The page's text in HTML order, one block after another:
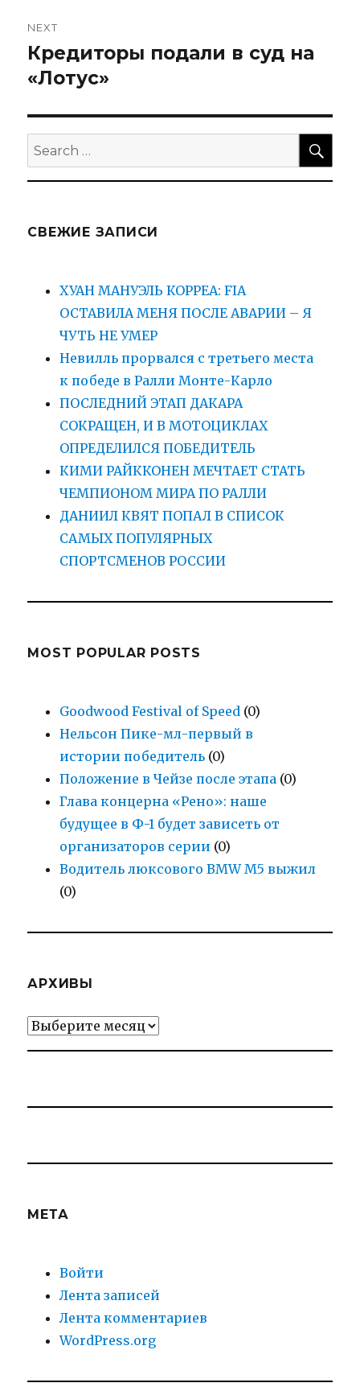
NEXT
Next
post:
Кредиторы подали в суд на
«Лотус»
Search
for:
СВЕЖИЕ ЗАПИСИ
ХУАН МАНУЭЛЬ КОРРЕА: FIA
ОСТАВИЛА МЕНЯ ПОСЛЕ АВАРИИ – Я
ЧУТЬ НЕ УМЕР
Невилль прорвался с третьего места
к победе в Ралли Монте-Карло
ПОСЛЕДНИЙ ЭТАП ДАКАРА
СОКРАЩЕН, И В МОТОЦИКЛАХ
ОПРЕДЕЛИЛСЯ ПОБЕДИТЕЛЬ
КИМИ РАЙККОНЕН МЕЧТАЕТ СТАТЬ
ЧЕМПИОНОМ МИРА ПО РАЛЛИ
ДАНИИЛ КВЯТ ПОПАЛ В СПИСОК
САМЫХ ПОПУЛЯРНЫХ
СПОРТСМЕНОВ РОССИИ
MOST POPULAR POSTS
Goodwood Festival of Speed (0)
Нельсон Пике-мл-первый в
истории победитель (0)
Положение в Чейзе после этапа (0)
Глава концерна «Рено»: наше
будущее в Ф-1 будет зависеть от
организаторов серии (0)
Водитель люксового BMW M5 выжил
(0)
АРХИВЫ
Архивы
МЕТА
Войти
Лента записей
Лента комментариев
WordPress.org